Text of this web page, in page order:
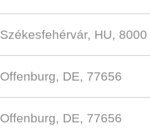
Székesfehérvár, HU, 8000
Offenburg, DE, 77656
Offenburg, DE, 77656